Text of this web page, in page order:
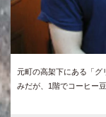
元町の高架下にある「グ
みだが、1階でコーヒー